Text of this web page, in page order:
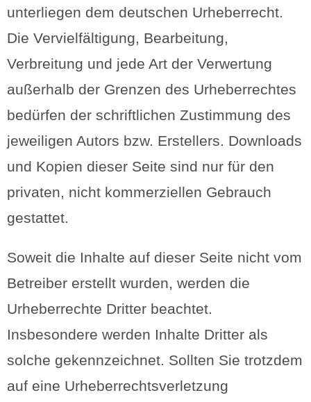
unterliegen dem deutschen Urheberrecht.
Die Vervielfältigung, Bearbeitung,
Verbreitung und jede Art der Verwertung
außerhalb der Grenzen des Urheberrechtes
bedürfen der schriftlichen Zustimmung des
jeweiligen Autors bzw. Erstellers. Downloads
und Kopien dieser Seite sind nur für den
privaten, nicht kommerziellen Gebrauch
gestattet.
Soweit die Inhalte auf dieser Seite nicht vom
Betreiber erstellt wurden, werden die
Urheberrechte Dritter beachtet.
Insbesondere werden Inhalte Dritter als
solche gekennzeichnet. Sollten Sie trotzdem
auf eine Urheberrechtsverletzung